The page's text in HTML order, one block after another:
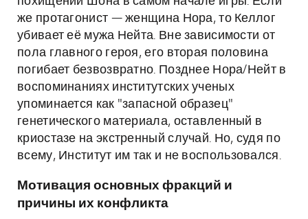
же протагонист — женщина Нора, то Келлог
убивает её мужа Нейта. Вне зависимости от
пола главного героя, его вторая половина
погибает безвозвратно. Позднее Нора/Нейт в
воспоминаниях институтских ученых
упоминается как "запасной образец"
генетического материала, оставленный в
криостазе на экстренный случай. Но, судя по
всему, Институт им так и не воспользовался.
Мотивация основных фракций и
причины их конфликта